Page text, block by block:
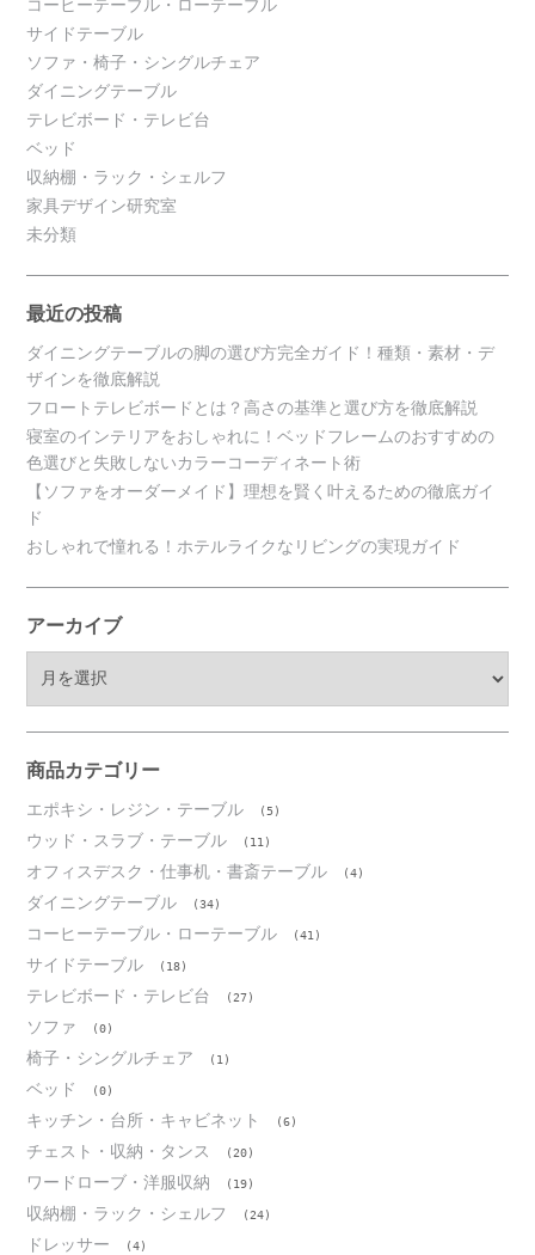
コーヒーテーブル・ローテーブル
サイドテーブル
ソファ・椅子・シングルチェア
ダイニングテーブル
テレビボード・テレビ台
ベッド
収納棚・ラック・シェルフ
家具デザイン研究室
未分類
最近の投稿
ダイニングテーブルの脚の選び方完全ガイド！種類・素材・デ
ザインを徹底解説
フロートテレビボードとは？高さの基準と選び方を徹底解説
寝室のインテリアをおしゃれに！ベッドフレームのおすすめの
色選びと失敗しないカラーコーディネート術
【ソファをオーダーメイド】理想を賢く叶えるための徹底ガイ
ド
おしゃれで憧れる！ホテルライクなリビングの実現ガイド
アーカイブ
ブ
商品カテゴリー
エポキシ・レジン・テーブル (5)
ウッド・スラブ・テーブル (11)
オフィスデスク・仕事机・書斎テーブル (4)
ダイニングテーブル (34)
コーヒーテーブル・ローテーブル (41)
サイドテーブル (18)
テレビボード・テレビ台 (27)
ソファ (0)
椅子・シングルチェア (1)
ベッド (0)
キッチン・台所・キャビネット (6)
チェスト・収納・タンス (20)
ワードローブ・洋服収納 (19)
収納棚・ラック・シェルフ (24)
ドレッサー (4)